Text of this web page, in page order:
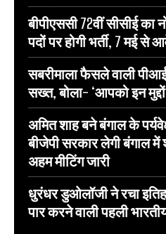
बीपीएससी 72वीं सीसीई का
पदों पर होगी भर्ती, 7 मई
सबरीमाला फैसले वाली
सख्त, बोला- ‘आपको इन
अमित शाह बने बंगाल के
बीजेपी सरकार लेगी बंगाल
अहम मीटिंग जारी
धुरंधर डुओलॉजी ने रचा
पार करने वाली पहली